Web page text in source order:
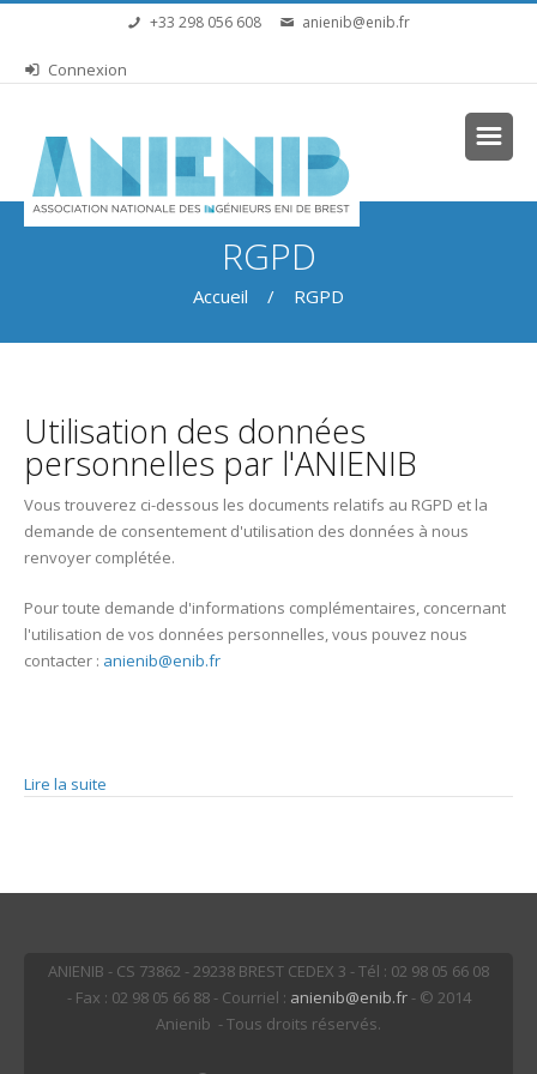
Aller au contenu principal+33 298 056 608 anienib@enib.fr
Connexion
RGPD
Vous êtes ici
Accueil / RGPD
Utilisation des données
personnelles par l'ANIENIB
Vous trouverez ci-dessous les documents relatifs au RGPD et la
demande de consentement d'utilisation des données à nous
renvoyer complétée.
Pour toute demande d'informations complémentaires, concernant
l'utilisation de vos données personnelles, vous pouvez nous
contacter : anienib@enib.fr
Lire la suite
ANIENIB - CS 73862 - 29238 BREST CEDEX 3 - Tél : 02 98 05 66 08
- Fax : 02 98 05 66 88 - Courriel : anienib@enib.fr- © 2014
Anienib - Tous droits réservés.